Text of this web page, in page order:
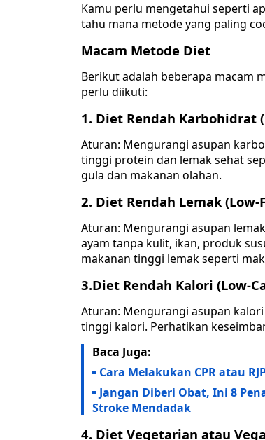
Kamu perlu mengetahui seperti
tahu mana metode yang paling
Macam Metode Diet
Berikut adalah beberapa macam
perlu diikuti:
1. Diet Rendah Karbohidrat
Aturan: Mengurangi asupan
tinggi protein dan lemak sehat
gula dan makanan olahan.
2. Diet Rendah Lemak (Low-
Aturan: Mengurangi asupan
ayam tanpa kulit, ikan, produk
makanan tinggi lemak seperti
3.Diet Rendah Kalori (Low-
Aturan: Mengurangi asupan
tinggi kalori. Perhatikan
Baca Juga:
Cara Melakukan CPR atau
Jangan Diberi Obat, Ini 8
Stroke Mendadak
4. Diet Vegetarian atau